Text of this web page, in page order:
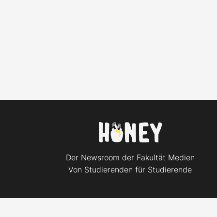
Der Newsroom der Fakultät Medien
Von Studierenden für Studierende